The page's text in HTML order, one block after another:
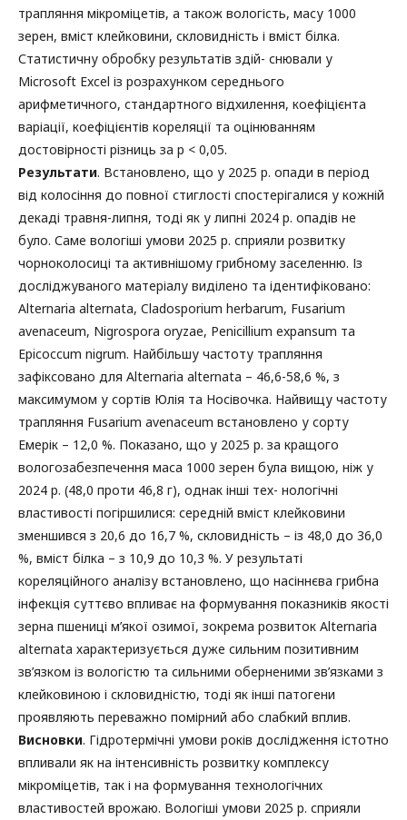
трапляння мікроміцетів, а також вологість, масу 1000
зерен, вміст клейковини, скловидність і вміст білка.
Статистичну обробку результатів здій- снювали у
Microsoft Excel із розрахунком середнього
арифметичного, стандартного відхилення, коефіцієнта
варіації, коефіцієнтів кореляції та оцінюванням
достовірності різниць за p < 0,05.
Результати. Встановлено, що у 2025 р. опади в період
від колосіння до повної стиглості спостерігалися у кожній
декаді травня-липня, тоді як у липні 2024 р. опадів не
було. Саме вологіші умови 2025 р. сприяли розвитку
чорноколосиці та активнішому грибному заселенню. Із
досліджуваного матеріалу виділено та ідентифіковано:
Alternaria alternata, Cladosporium herbarum, Fusarium
avenaceum, Nigrospora oryzae, Penicillium expansum та
Epicoccum nigrum. Найбільшу частоту трапляння
зафіксовано для Alternaria alternata – 46,6-58,6 %, з
максимумом у сортів Юлія та Носівочка. Найвищу частоту
трапляння Fusarium avenaceum встановлено у сорту
Емерік – 12,0 %. Показано, що у 2025 р. за кращого
вологозабезпечення маса 1000 зерен була вищою, ніж у
2024 р. (48,0 проти 46,8 г), однак інші тех- нологічні
властивості погіршилися: середній вміст клейковини
зменшився з 20,6 до 16,7 %, скловидність – із 48,0 до 36,0
%, вміст білка – з 10,9 до 10,3 %. У результаті
кореляційного аналізу встановлено, що насіннєва грибна
інфекція суттєво впливає на формування показників якості
зерна пшениці м’якої озимої, зокрема розвиток Alternaria
alternata характеризується дуже сильним позитивним
зв’язком із вологістю та сильними оберненими зв’язками з
клейковиною і скловидністю, тоді як інші патогени
проявляють переважно помірний або слабкий вплив.
Висновки. Гідротермічні умови років дослідження істотно
впливали як на інтенсивність розвитку комплексу
мікроміцетів, так і на формування технологічних
властивостей врожаю. Вологіші умови 2025 р. сприяли